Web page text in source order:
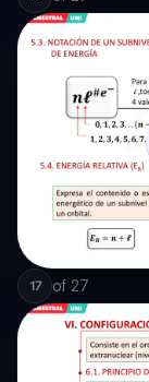
17 of 27